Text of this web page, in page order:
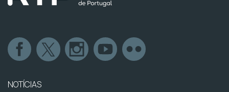
NOTÍCIAS